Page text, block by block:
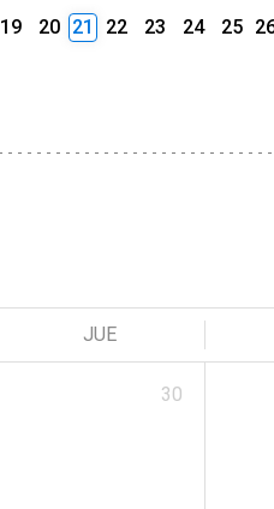
19 20 21 22 23 24 25
JUE
30